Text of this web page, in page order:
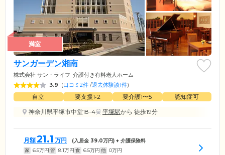
満室
サンガーデン湘南
株式会社 サン・ライフ 介護付き有料老人ホーム
3.9 (口コミ2件 /退去体験談1件)
自立 要支援1•2 要介護1〜5
認知症可
神奈川県平塚市中堂18-4
平塚駅から 徒歩19分
月額21.1 万円 (入居金 39.0万円) + 介護保険料
家 6.5万円 管 8.1万円 食 6.5万円 他 0万円